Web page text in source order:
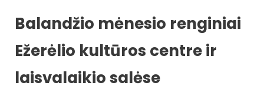
Balandžio mėnesio renginiai
Ežerėlio kultūros centre ir
laisvalaikio salėse